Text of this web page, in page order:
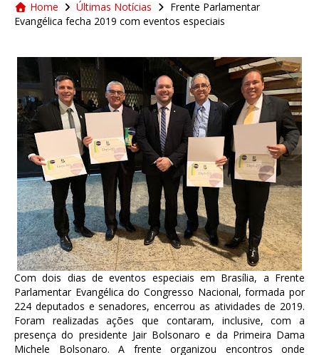
Home Últimas Notícias
Frente Parlamentar
Evangélica fecha 2019 com eventos especiais
Com dois dias de eventos especiais em Brasília, a Frente
Parlamentar Evangélica do Congresso Nacional, formada por
224 deputados e senadores, encerrou as atividades de 2019.
Foram realizadas ações que contaram, inclusive, com a
presença do presidente Jair Bolsonaro e da Primeira Dama
Michele Bolsonaro. A frente organizou encontros onde